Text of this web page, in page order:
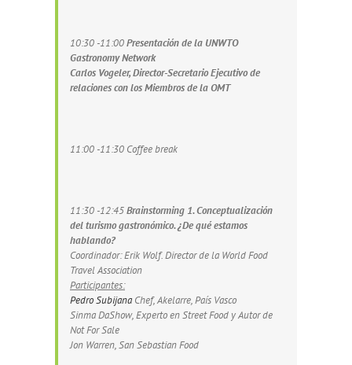
10:30 -11:00Presentación de la UNWTO
Gastronomy Network
Carlos Vogeler, Director-Secretario Ejecutivo de
relaciones con los Miembros de la OMT
11:00 -11:30 Coffee break
11:30 -12:45Brainstorming 1. Conceptualización
del turismo gastronómico. ¿De qué estamos
hablando?
Coordinador: Erik Wolf. Director de la World Food
Travel Association
Participantes:
Pedro Subijana Chef, Akelarre, País Vasco
Sinma DaShow, Experto en Street Food y Autor de
Not For Sale
Jon Warren, San Sebastian Food